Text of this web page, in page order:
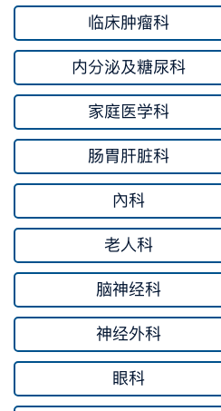
临床肿瘤科
内分泌及糖尿科
家庭医学科
肠胃肝脏科
內科
老人科
脑神经科
神经外科
眼科